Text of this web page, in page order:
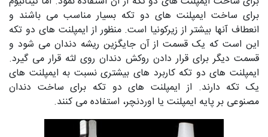
برای ساخت ایمپلنت های دو تکه بسیار مناسب می باشند و
انعطاف آنها بیشتر از زیرکونیا است. منظور از ایمپلنت های دو تکه
این است که یک قسمت از آن جایگزین ریشه دندان می شود و
قسمت دیگر برای قرار دادن روکش دندان روی لثه قرار می گیرد.
ایمپلنت های دو تکه کاربرد های بیشتری نسبت به ایمپلنت های
یک تکه دارند. از ایمپلنت های دو تکه برای ساخت دندان
مصنوعی بر پایه ایمپلنت یا اوردنچر، استفاده می کنند.